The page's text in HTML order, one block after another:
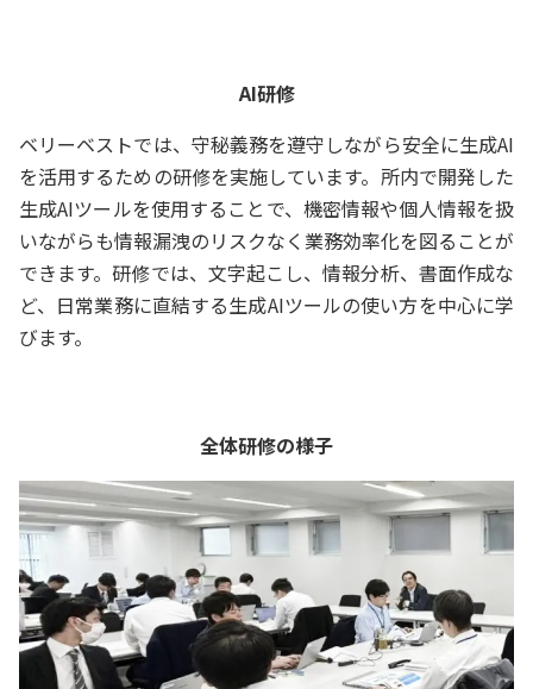
AI研修
ベリーベストでは、守秘義務を遵守しながら安全に生成AI
を活用するための研修を実施しています。所内で開発した
生成AIツールを使用することで、機密情報や個人情報を扱
いながらも情報漏洩のリスクなく業務効率化を図ることが
できます。研修では、文字起こし、情報分析、書面作成な
ど、日常業務に直結する生成AIツールの使い方を中心に学
びます。
全体研修の様子